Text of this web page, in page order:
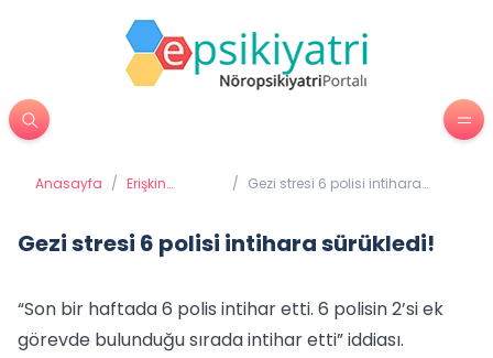
Anasayfa / Erişkin
/ Gezi stresi 6 polisi intihara
Gezi stresi 6 polisi intihara sürükledi!
“Son bir haftada 6 polis intihar etti. 6 polisin 2’si ek
görevde bulunduğu sırada intihar etti” iddiası.